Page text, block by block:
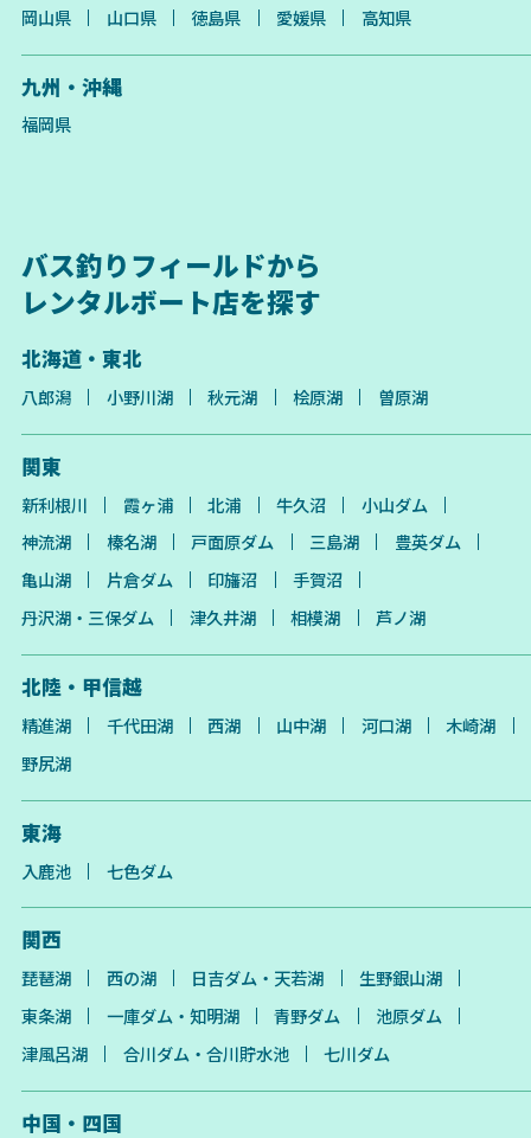
岡山県 山口県 徳島県 愛媛県 高知県
九州・沖縄
福岡県
バス釣りフィールドから
レンタルボート店を探す
北海道・東北
八郎潟 小野川湖 秋元湖 桧原湖 曽原湖
関東
新利根川 霞ヶ浦 北浦 牛久沼
小山ダム
神流湖
榛名湖 戸面原ダム 三島湖
豊英ダム
亀山湖
片倉ダム 印旛沼
手賀沼
丹沢湖・三保ダム
津久井湖 相模湖 芦ノ湖
北陸・甲信越
精進湖 千代田湖 西湖 山中湖 河口湖
木崎湖
野尻湖
東海
入鹿池 七色ダム
関西
琵琶湖 西の湖 日吉ダム・天若湖
生野銀山湖
東条湖
一庫ダム・知明湖 青野ダム
池原ダム
津風呂湖
合川ダム・合川貯水池 七川ダム
中国・四国